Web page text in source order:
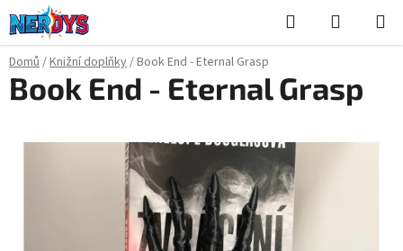
Přejít
na
obsah
Hledat
KOŠÍK
Domů/Knižní doplňky/Book End - Eternal Grasp
Book End - Eternal Grasp